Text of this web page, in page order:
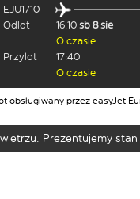
EJU1710
Odlot
16:10 sb 8 sie
O czasie
Przylot
17:40
O czasie
obsługiwany przez easyJet
Prezentujemy